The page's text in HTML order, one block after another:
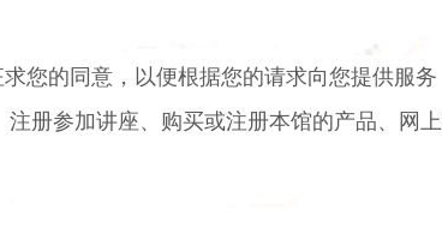
您的同意，以便根据您的请求向您提供服
册参加讲座、购买或注册本馆的产品、网